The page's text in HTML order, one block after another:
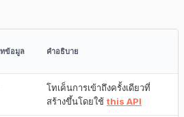
ทข้อมูล คำอธิบาย
โทเค็นการเข้าถึงครั้งเดียวที่
สร้างขึ้นโดยใช้ this API